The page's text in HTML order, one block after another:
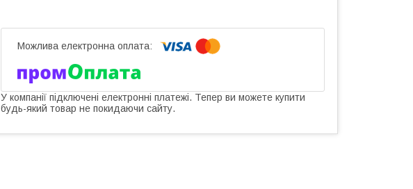
У компанії підключені електронні платежі. Тепер ви можете купити
будь-який товар не покидаючи сайту.